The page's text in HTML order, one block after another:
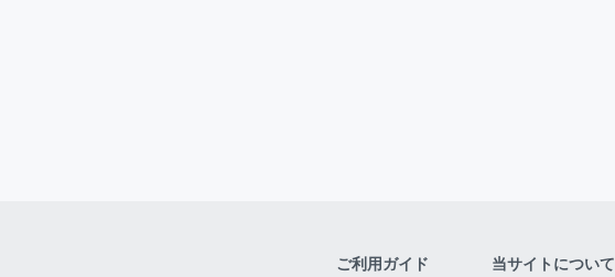
ご利用ガイド 当サイトについて